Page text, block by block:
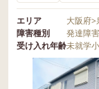
エリア 大阪府>
障害種別
発達障害
受け入れ年齢未就学